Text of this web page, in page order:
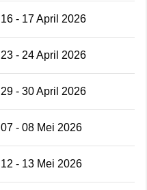
16 - 17 April 2026
23 - 24 April 2026
29 - 30 April 2026
07 - 08 Mei 2026
12 - 13 Mei 2026